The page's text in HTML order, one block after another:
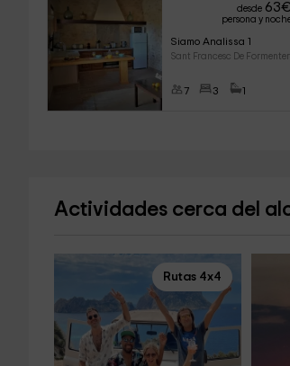
desde 63€
persona y
Siamo Analissa 1
Sant Francesc De
7 3 1
Actividades cerca del
Rutas 4x4